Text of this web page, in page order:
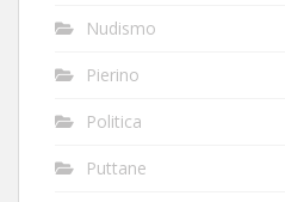
Nudismo
Pierino
Politica
Puttane